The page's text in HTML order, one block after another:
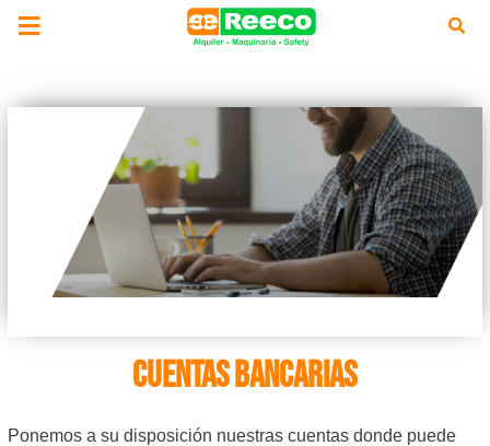
CUENTAS BANCARIAS
Ponemos a su disposición nuestras cuentas donde puede